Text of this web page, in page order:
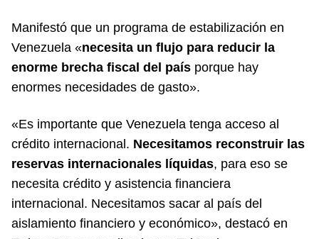
Manifestó que un programa de estabilización en
Venezuela «necesita un flujo para reducir la
enorme brecha fiscal del país porque hay
enormes necesidades de gasto».
«Es importante que Venezuela tenga acceso al
crédito internacional. Necesitamos reconstruir las
reservas internacionales líquidas, para eso se
necesita crédito y asistencia financiera
internacional. Necesitamos sacar al país del
aislamiento financiero y económico», destacó en